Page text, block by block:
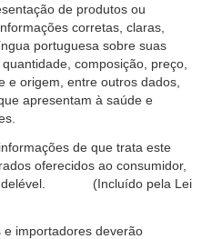
de produtos ou
corretas, claras,
portuguesa sobre suas
composição, preço,
e origem, entre outros dados,
apresentam à saúde e
de que trata este
oferecidos ao consumidor,
indelével. (Incluído pela Lei
e importadores deverão